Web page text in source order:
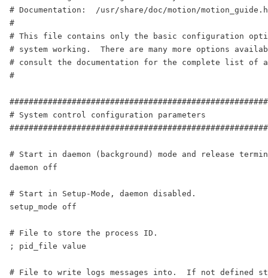
# Documentation:  /usr/share/doc/motion/
#
# This file contains only the basic configuration
# system working.  There are many more options
# consult the documentation for the complete list of
#
# System control configuration parameters
# Start in daemon (background) mode and release
daemon off
# Start in Setup-Mode, daemon disabled.
setup_mode off
# File to store the process ID.
; pid_file value
# File to write logs messages into.  If not defined